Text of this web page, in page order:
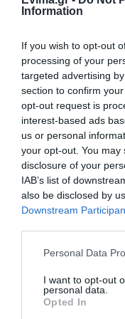
Information
If you wish to opt-out
processing of your
targeted advertising
section to confirm
opt-out request is
interest-based ads
us or personal
your opt-out. You
disclosure of your
IAB’s list of
also be disclosed by
Downstream
Please note that this
not limited to your
grant or deny
use your data for
Personal Data
I want to opt-out
personal data.
Opted In
Παράκληση της
Λούτσα με
09.08.2026 | 13:40
Σκύλος ή γάτα;
χρήματα θα
χρόνο
09.08.2026 | 13:20
Πανικός σε λιμάνι
37χρονο άνδρα
09.08.2026 | 13:00
Πανσέληνος
εντυπωσιακά
09.08.2026 | 12:40
Market Pass: Νέος
κύκλος από το
φθινόπωρο του 2026
Πότε αναμένονται οι
πληρωμές